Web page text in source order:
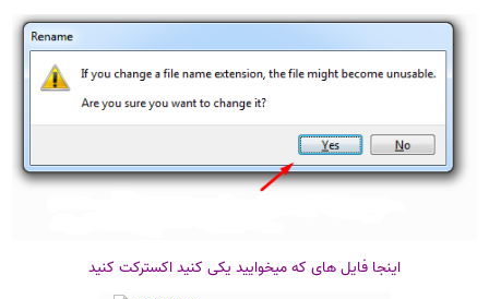
اینجا فایل های که میخوایید یکی کنید اکسترکت کنید